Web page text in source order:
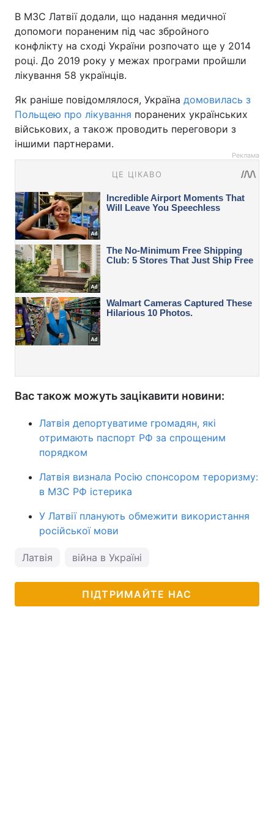
В МЗС Латвії додали, що надання медичної
допомоги пораненим під час збройного
конфлікту на сході України розпочато ще у 2014
році. До 2019 року у межах програми пройшли
лікування 58 українців.
Як раніше повідомлялося, Україна домовилась з
Польщею про лікування поранених українських
військових, а також проводить переговори з
іншими партнерами.
Реклама
Вас також можуть зацікавити новини:
Латвія депортуватиме громадян, які
отримають паспорт РФ за спрощеним
порядком
Латвія визнала Росію спонсором тероризму:
в МЗС РФ істерика
У Латвії планують обмежити використання
російської мови
Латвія війна в Україні
ПІДТРИМАЙТЕ НАС